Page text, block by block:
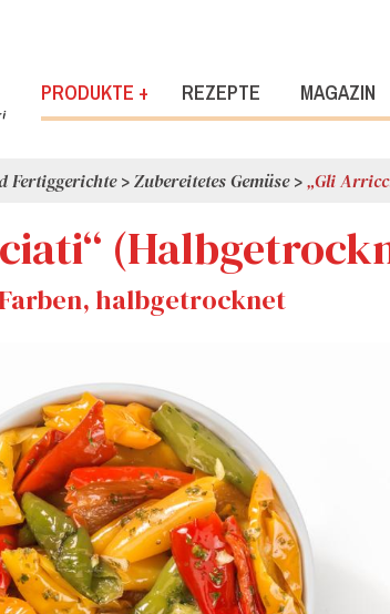
PRODUKTE + REZEPTE MAGAZIN
Fertiggerichte>Zubereitetes Gemüse>„Gli
halbgetrocknet